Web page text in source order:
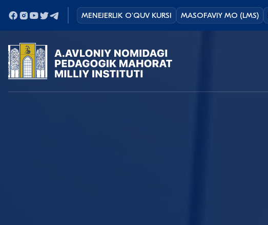
MENEJERLIK O'QUV KURSI MASOFAVIY MO (LMS)